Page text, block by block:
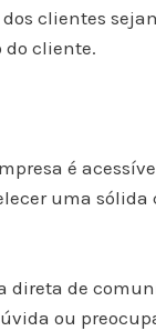
clientes
do cliente.
é
uma
direta de
ou